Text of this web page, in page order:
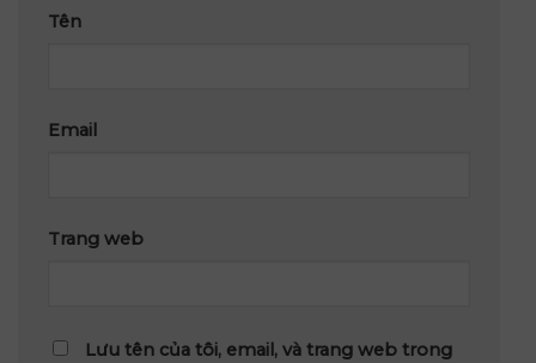
Tên
Email
Trang web
Lưu tên của tôi, email, và trang web trong